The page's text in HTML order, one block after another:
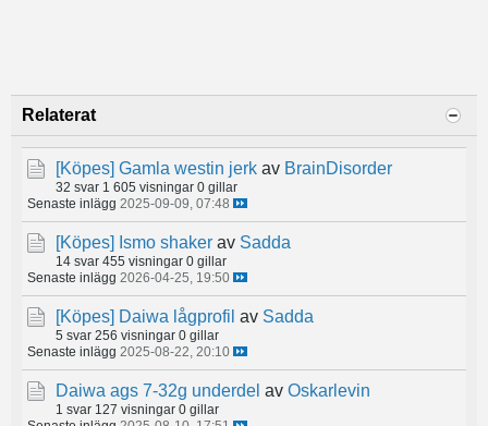
Relaterat
[Köpes] Gamla westin jerk av BrainDisorder
32 svar 1 605 visningar 0 gillar
Senaste inlägg 2025-09-09, 07:48
[Köpes] Ismo shaker av Sadda
14 svar 455 visningar 0 gillar
Senaste inlägg 2026-04-25, 19:50
[Köpes] Daiwa lågprofil av Sadda
5 svar 256 visningar 0 gillar
Senaste inlägg 2025-08-22, 20:10
Daiwa ags 7-32g underdel av Oskarlevin
1 svar 127 visningar 0 gillar